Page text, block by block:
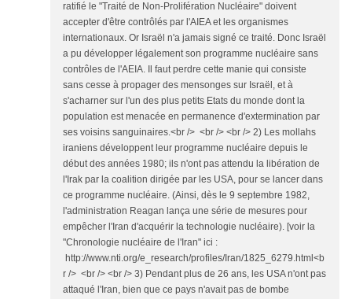
ratifié le "Traité de Non-Prolifération Nucléaire" doivent
accepter d'être contrôlés par l'AIEA et les organismes
internationaux. Or Israël n'a jamais signé ce traité. Donc Israël
a pu développer légalement son programme nucléaire sans
contrôles de l'AEIA. Il faut perdre cette manie qui consiste
sans cesse à propager des mensonges sur Israël, et à
s'acharner sur l'un des plus petits Etats du monde dont la
population est menacée en permanence d'extermination par
ses voisins sanguinaires.<br /> <br /> <br /> 2) Les mollahs
iraniens développent leur programme nucléaire depuis le
début des années 1980; ils n'ont pas attendu la libération de
l'Irak par la coalition dirigée par les USA, pour se lancer dans
ce programme nucléaire. (Ainsi, dès le 9 septembre 1982,
l'administration Reagan lança une série de mesures pour
empêcher l'Iran d'acquérir la technologie nucléaire). [voir la
"Chronologie nucléaire de l'Iran" ici :
http://www.nti.org/e_research/profiles/Iran/1825_6279.html<b
r /> <br /> <br /> 3) Pendant plus de 26 ans, les USA n'ont pas
attaqué l'Iran, bien que ce pays n'avait pas de bombe